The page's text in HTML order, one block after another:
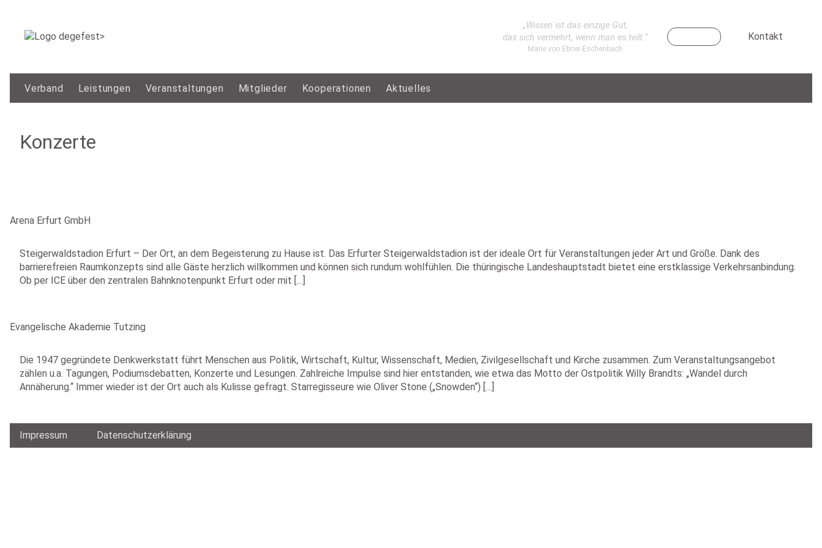
„Wissen ist das einzige Gut,
das sich vermehrt, wenn man es teilt.“
Marie von Ebner-Eschenbach
Kontakt
Verband Leistungen Veranstaltungen Mitglieder Kooperationen Aktuelles
Konzerte
Arena Erfurt GmbH
Steigerwaldstadion Erfurt – Der Ort, an dem Begeisterung zu Hause ist. Das Erfurter Steigerwaldstadion ist der ideale Ort für Veranstaltungen jeder Art und Größe. Dank des
barrierefreien Raumkonzepts sind alle Gäste herzlich willkommen und können sich rundum wohlfühlen. Die thüringische Landeshauptstadt bietet eine erstklassige Verkehrsanbindung.
Ob per ICE über den zentralen Bahnknotenpunkt Erfurt oder mit […]
Evangelische Akademie Tutzing
Die 1947 gegründete Denkwerkstatt führt Menschen aus Politik, Wirtschaft, Kultur, Wissenschaft, Medien, Zivilgesellschaft und Kirche zusammen. Zum Veranstaltungsangebot
zählen u.a. Tagungen, Podiumsdebatten, Konzerte und Lesungen. Zahlreiche Impulse sind hier entstanden, wie etwa das Motto der Ostpolitik Willy Brandts: „Wandel durch
Annäherung.“ Immer wieder ist der Ort auch als Kulisse gefragt. Starregisseure wie Oliver Stone („Snowden“) […]
Impressum Datenschutzerklärung